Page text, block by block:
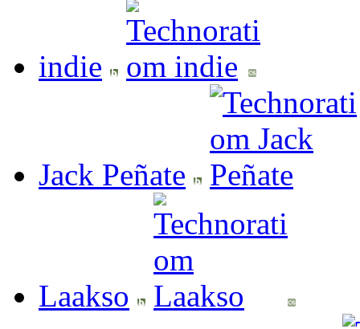
indie
Jack Peñate
Laakso